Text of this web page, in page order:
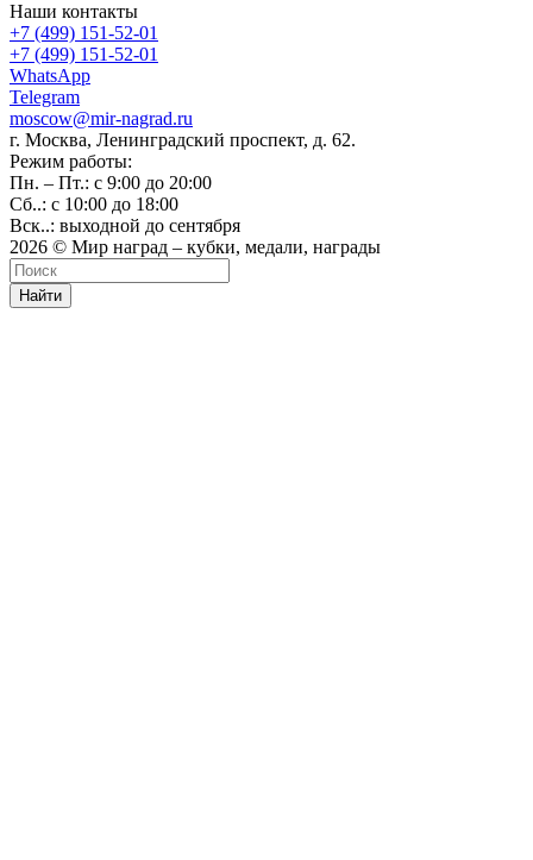
Наши контакты
+7 (499) 151-52-01
+7 (499) 151-52-01
WhatsApp
Telegram
moscow@mir-nagrad.ru
г. Москва, Ленинградский проспект, д. 62.
Режим работы:
Пн. – Пт.: с 9:00 до 20:00
Сб..: с 10:00 до 18:00
Вск..: выходной до сентября
2026 © Мир наград – кубки, медали, награды
Найти